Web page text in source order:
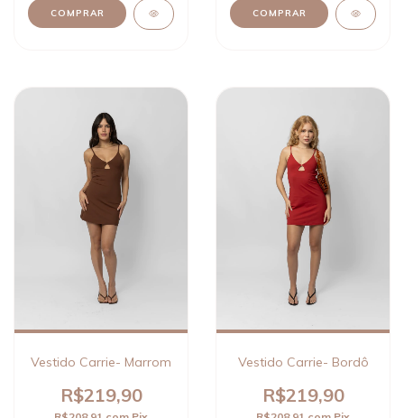
COMPRAR COMPRAR
Vestido Carrie- Marrom
R$219,90
Vestido Carrie- Bordô
R$219,90